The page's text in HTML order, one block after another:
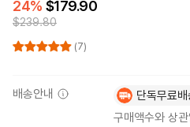
24% $179.90
$239.80
(7)
배송안내
단독무료배
구매액수와 상